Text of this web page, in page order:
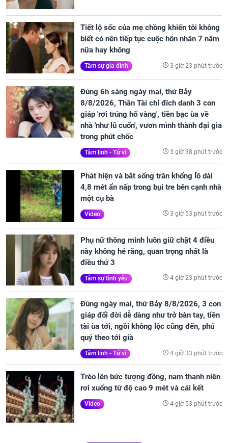
Tiết lộ sốc của mẹ chồng khiến tôi không
biết có nên tiếp tục cuộc hôn nhân 7 năm
nữa hay không
Tâm sự gia đình 3 giờ 23 phút trước
Đúng 6h sáng ngày mai, thứ Bảy
8/8/2026, Thần Tài chỉ đích danh 3 con
giáp 'rơi trúng hố vàng', tiền bạc ùa về
nhà 'như lũ cuốn', vươn mình thành đại gia
trong phút chốc
Tâm linh - Tử vi 3 giờ 38 phút trước
Phát hiện và bắt sống trăn khổng lồ dài
4,8 mét ẩn nấp trong bụi tre bên cạnh nhà
một cụ bà
Video 3 giờ 53 phút trước
Phụ nữ thông minh luôn giữ chặt 4 điều
này không hé răng, quan trọng nhất là
điều thứ 3
Tâm sự tình yêu 4 giờ 23 phút trước
Đúng ngày mai, thứ Bảy 8/8/2026, 3 con
giáp đổi đời dễ dàng như trở bàn tay, tiền
tài ùa tới, ngồi không lộc cũng đến, phú
quý theo tới già
Tâm linh - Tử vi 4 giờ 33 phút trước
Trèo lên bức tượng đồng, nam thanh niên
rơi xuống từ độ cao 9 mét và cái kết
Video 4 giờ 53 phút trước